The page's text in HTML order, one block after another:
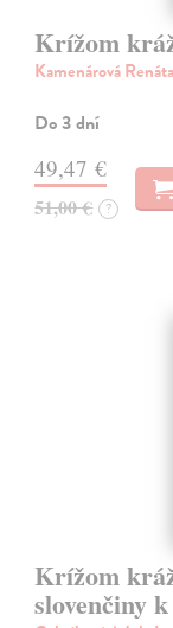
Krížom
Kamenárová Renáta
Do 3 dní
49,47 €
51,00 € ?
Krížom
slovenčiny